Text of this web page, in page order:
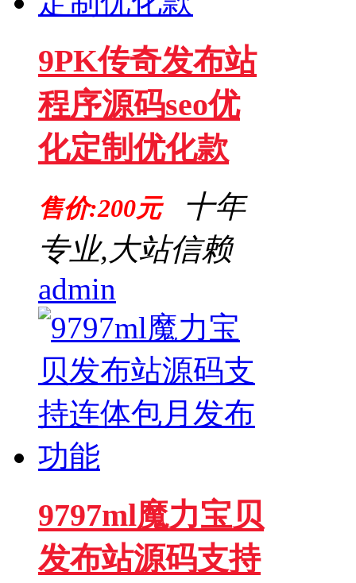
9PK传奇发布站
程序源码seo优
化定制优化款
售价:200元
十年
专业,大站信赖
admin
9797ml魔力宝贝
发布站源码支持